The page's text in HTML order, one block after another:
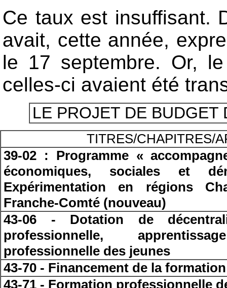
Ce taux est insuffisant.
avait, cette année,
le 17 septembre. Or,
celles-ci avaient été
LE PROJET DE BUDGET
TITRES/CHAPITRES/
39-02 : Programme «
économiques, sociales et
Expérimentation en régions
Franche-Comté (nouveau)
43-06 - Dotation de
professionnelle,
professionnelle des jeunes
43-70 - Financement de la
43-71 - Formation professionnelle